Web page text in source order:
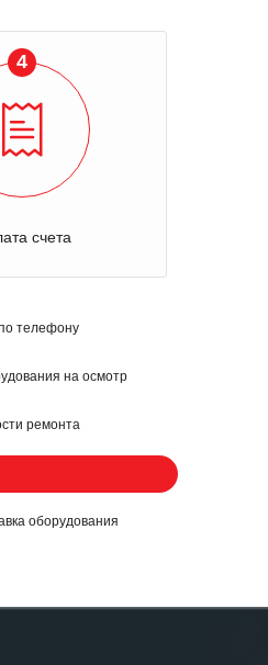
4
счета
телефону
на осмотр
ремонта
оборудования